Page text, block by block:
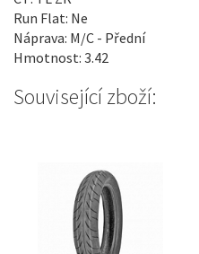
Run Flat: Ne
Náprava: M/C - Přední
Hmotnost: 3.42
Související zboží: